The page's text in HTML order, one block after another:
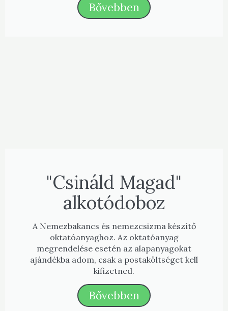
Bővebben
"Csináld Magad"
alkotódoboz
A Nemezbakancs és nemezcsizma készítő
oktatóanyaghoz. Az oktatóanyag
megrendelése esetén az alapanyagokat
ajándékba adom, csak a postaköltséget kell
kifizetned.
Bővebben